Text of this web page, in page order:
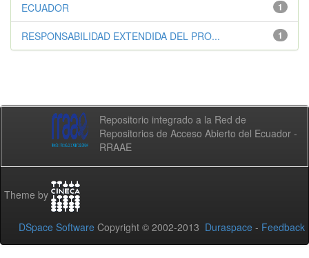
1
ECUADOR
1
RESPONSABILIDAD EXTENDIDA DEL PRO...
Repositorio integrado a la Red de
Repositorios de Acceso Abierto del Ecuador -
RRAAE
Theme by
DSpace Software Copyright © 2002-2013 Duraspace - Feedback